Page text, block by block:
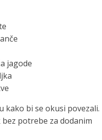
jagode
kako bi se okusi povezali.
potrebe za dodanim